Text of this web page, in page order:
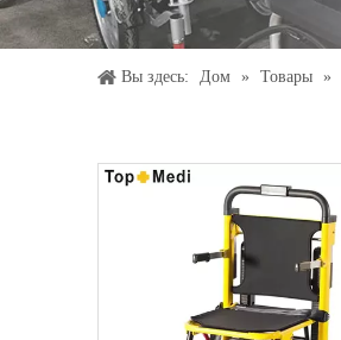
Вы здесь: Дом » Товары »